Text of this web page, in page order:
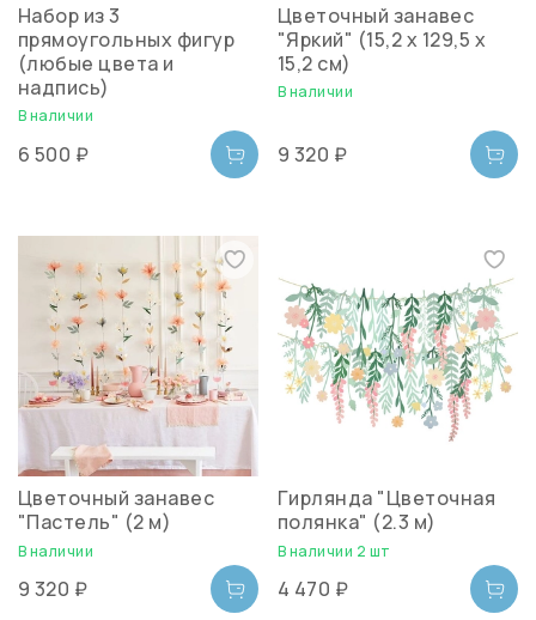
Набор из 3
прямоугольных фигур
(любые цвета и
надпись)
В наличии
6 500 ₽
Цветочный занавес
"Яркий" (15,2 х 129,5 х
15,2 см)
В наличии
9 320 ₽
Цветочный занавес
"Пастель" (2 м)
В наличии
9 320 ₽
Гирлянда "Цветочная
полянка" (2.3 м)
В наличии 2 шт
4 470 ₽